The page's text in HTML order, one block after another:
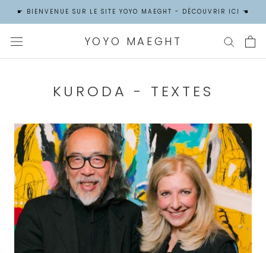
☛ BIENVENUE SUR LE SITE YOYO MAEGHT - DÉCOUVRIR ICI ☚
YOYO MAEGHT
KURODA - TEXTES